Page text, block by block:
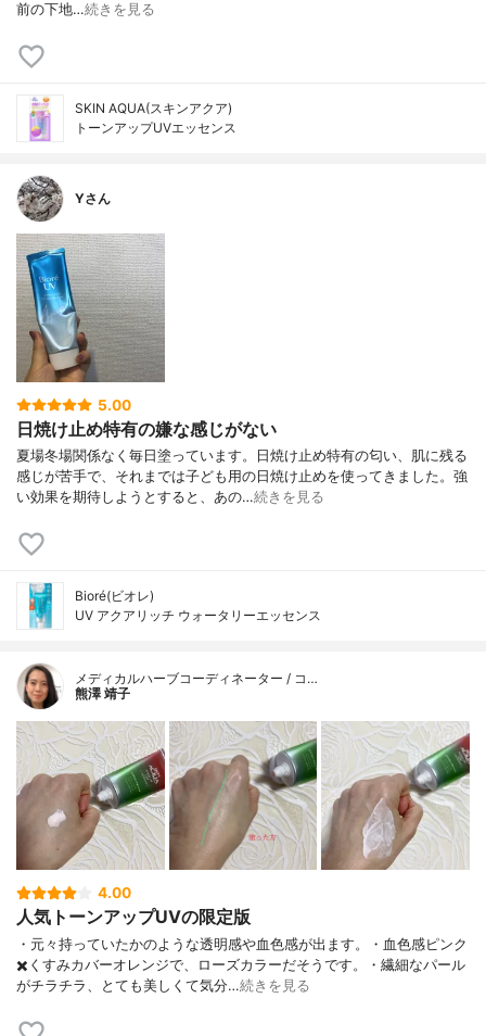
前の下地…続きを見る
SKIN AQUA(スキンアクア)
トーンアップUVエッセンス
Yさん
5.00
日焼け止め特有の嫌な感じがない
夏場冬場関係なく毎日塗っています。日焼け止め特有の匂い、肌に残る
感じが苦手で、それまでは子ども用の日焼け止めを使ってきました。強
い効果を期待しようとすると、あの…続きを見る
Bioré(ビオレ)
UV アクアリッチ ウォータリーエッセンス
メディカルハーブコーディネーター / コ…
熊澤 靖子
4.00
人気トーンアップUVの限定版
・元々持っていたかのような透明感や血色感が出ます。・血色感ピンク
✖️くすみカバーオレンジで、ローズカラーだそうです。・繊細なパール
がチラチラ、とても美しくて気分…続きを見る